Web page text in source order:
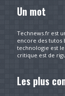
Un mot
Technews.fr est
encore des tutos
technologie est
critique est de
Les plus